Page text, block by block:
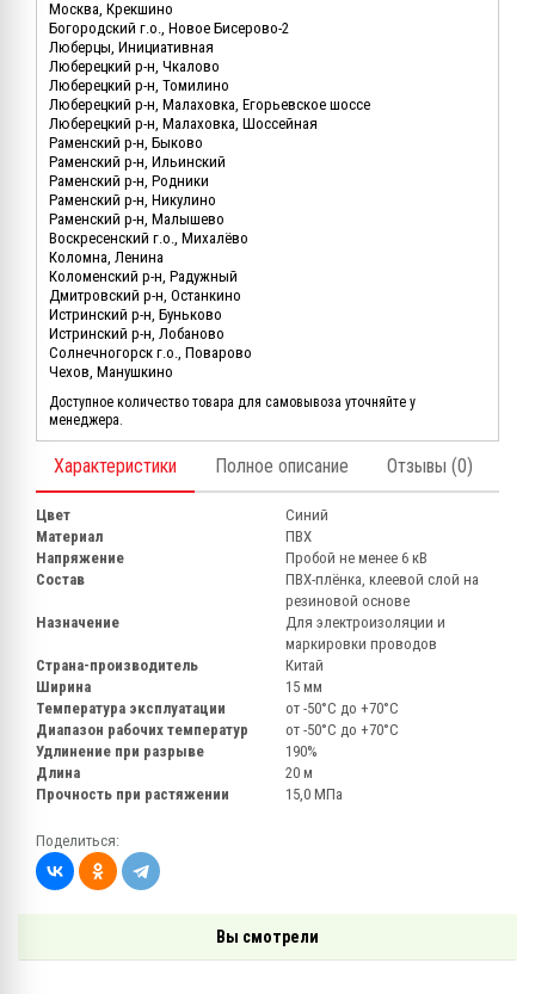
Москва, Крекшино
Богородский г.о., Новое Бисерово-2
Люберцы, Инициативная
Люберецкий р-н, Чкалово
Люберецкий р-н, Томилино
Люберецкий р-н, Малаховка, Егорьевское шоссе
Люберецкий р-н, Малаховка, Шоссейная
Раменский р-н, Быково
Раменский р-н, Ильинский
Раменский р-н, Родники
Раменский р-н, Никулино
Раменский р-н, Малышево
Воскресенский г.о., Михалёво
Коломна, Ленина
Коломенский р-н, Радужный
Дмитровский р-н, Останкино
Истринский р-н, Буньково
Истринский р-н, Лобаново
Солнечногорск г.о., Поварово
Чехов, Манушкино
Доступное количество товара для самовывоза уточняйте у
менеджера.
Характеристики Полное описание Отзывы (0)
Цвет
Синий
Материал
ПВХ
Напряжение
Пробой не менее 6 кВ
Состав
ПВХ-плёнка, клеевой слой на
резиновой основе
Назначение
Для электроизоляции и
маркировки проводов
Страна-производитель
Китай
Ширина
15 мм
Температура эксплуатации
от -50°С до +70°С
Диапазон рабочих температур
от -50°С до +70°С
Удлинение при разрыве
190%
Длина
20 м
Прочность при растяжении
15,0 МПа
Поделиться:
Вы смотрели